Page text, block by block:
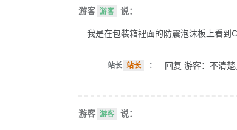
游客 游客 说：
我是在包裝箱裡面的防震泡沫板上看到
站长 站长 ： 回复 游客：不清
游客 游客 说：